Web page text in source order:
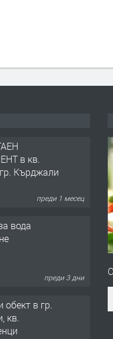
в кв.
гр. Кърджали
преди 1 месец
вода
преди 3 дни
обект в гр.
кв.